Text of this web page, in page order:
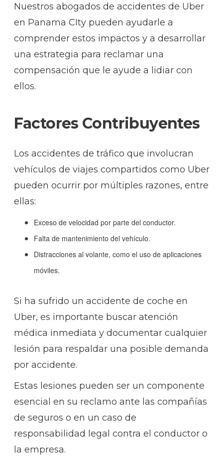
Nuestros abogados de accidentes de Uber
en Panama CIty pueden ayudarle a
comprender estos impactos y a desarrollar
una estrategia para reclamar una
compensación que le ayude a lidiar con
ellos.
Factores Contribuyentes
Los accidentes de tráfico que involucran
vehículos de viajes compartidos como Uber
pueden ocurrir por múltiples razones, entre
ellas:
Exceso de velocidad por parte del conductor.
Falta de mantenimiento del vehículo.
Distracciones al volante, como el uso de aplicaciones
móviles.
Si ha sufrido un accidente de coche en
Uber, es importante buscar atención
médica inmediata y documentar cualquier
lesión para respaldar una posible demanda
por accidente.
Estas lesiones pueden ser un componente
esencial en su reclamo ante las compañías
de seguros o en un caso de
responsabilidad legal contra el conductor o
la empresa.